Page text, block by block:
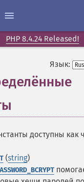
PHP 8.4.24 Released!
Язык:
доступны как
(string)